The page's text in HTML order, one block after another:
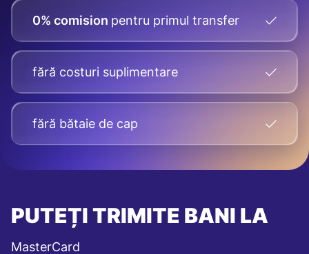
0% comision pentru primul transfer
fără costuri suplimentare
fără bătaie de cap
PUTEȚI TRIMITE BANI LA
MasterCard